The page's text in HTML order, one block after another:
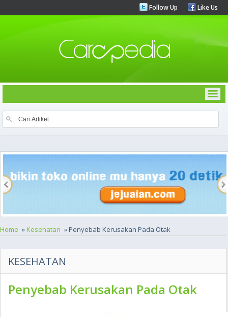
Follow Up Like Us
Home »Kesehatan » Penyebab Kerusakan Pada Otak
KESEHATAN
Penyebab Kerusakan Pada Otak